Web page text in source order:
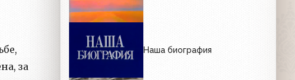
за
Наша биография